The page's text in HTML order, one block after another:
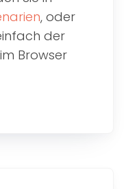
, oder
der
im Browser